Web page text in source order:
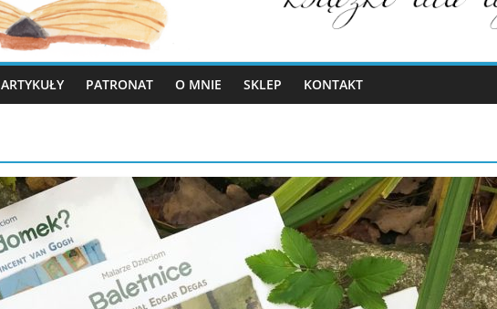
ARTYKUŁY PATRONAT O MNIE SKLEP KONTAKT